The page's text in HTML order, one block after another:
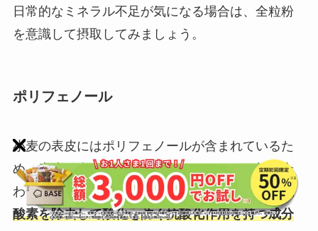
日常的なミネラル不足が気になる場合は、全粒粉
を意識して摂取してみましょう。
ポリフェノール
小麦の表皮にはポリフェノールが含まれているた
め、表皮を含む全粒粉もポリフェノールを持ち合
わせています。ポリフェノールとは、体から活性
酸素を除去して酸化を防ぐ抗酸化作用を持つ成分